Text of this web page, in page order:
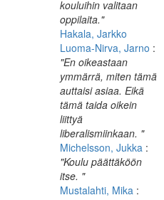
kouluihin valitaan
oppilaita."
Hakala, Jarkko
Luoma-Nirva, Jarno :
"En oikeastaan
ymmärrä, miten tämä
auttaisi asiaa. Eikä
tämä taida oikein
liittyä
liberalismiinkaan. "
Michelsson, Jukka :
"Koulu päättäköön
itse. "
Mustalahti, Mika :